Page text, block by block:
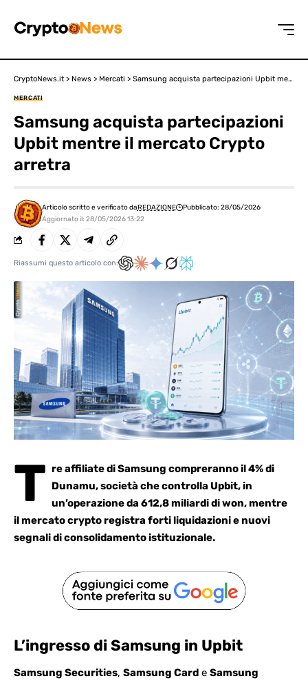
CryptoNews.it > News > Mercati > Samsung acquista partecipazioni Upbit mentre il mercato Crypto arretra
MERCATI
Samsung acquista partecipazioni
Upbit mentre il mercato Crypto
arretra
Aggiornato il: 28/05/2026 13:22
Articolo scritto e verificato daREDAZIONE Pubblicato: 28/05/2026
Riassumi questo articolo con:
T re affiliate di Samsung compreranno il 4% di
Dunamu, società checontrolla Upbit, in
un’operazione da 612,8 miliardi di won, mentre
il mercato crypto registra forti liquidazioni e nuovi
segnali di consolidamento istituzionale.
L’ingresso di Samsung in Upbit
Samsung Securities, Samsung Card e Samsung